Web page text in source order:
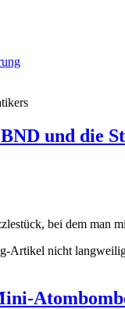
und die
bei dem man
Artikel nicht